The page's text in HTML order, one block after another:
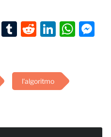
Tumblr
Reddit
l'algoritmo